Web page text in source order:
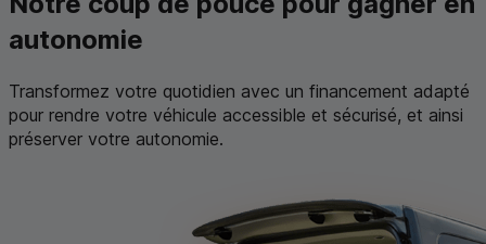
autonomie
Transformez votre quotidien avec un financement adapté
pour rendre votre véhicule accessible et sécurisé, et ainsi
préserver votre autonomie.